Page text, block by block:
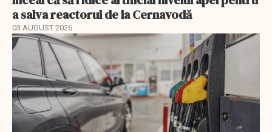
a salva reactorul de la Cernavodă
03 AUGUST 2026